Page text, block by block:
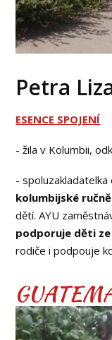
Petra
ESENCE SPOJENÍ
- žila v Kolumbii,
-
kolumbijské
dětí. AYU
podporuje děti
rodiče i podpouje